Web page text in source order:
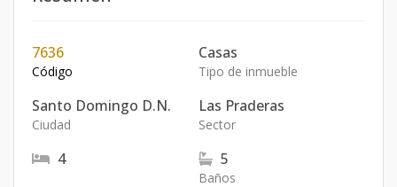
7636
Código
Casas
Tipo de inmueble
Santo Domingo D.N.
Ciudad
Las Praderas
Sector
4 5
Baños